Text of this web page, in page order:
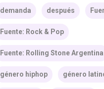
demanda después
Fuente: Rock & Pop
Fuente: Rolling Stone Argentina
género hiphop género